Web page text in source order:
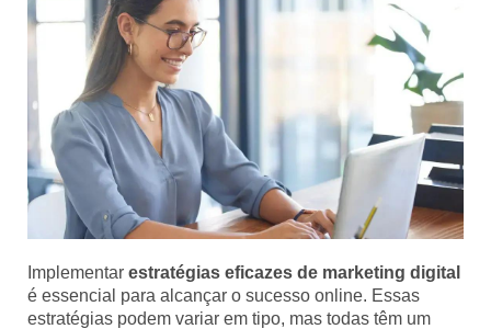
Implementar estratégias eficazes de marketing digital
é essencial para alcançar o sucesso online. Essas
estratégias podem variar em tipo, mas todas têm um